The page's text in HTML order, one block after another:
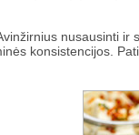
Avinžirnius nusausinti
konsistencijos.